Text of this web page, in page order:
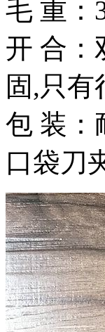
毛 重：
开 合：
固,只有
包 装：
口袋刀